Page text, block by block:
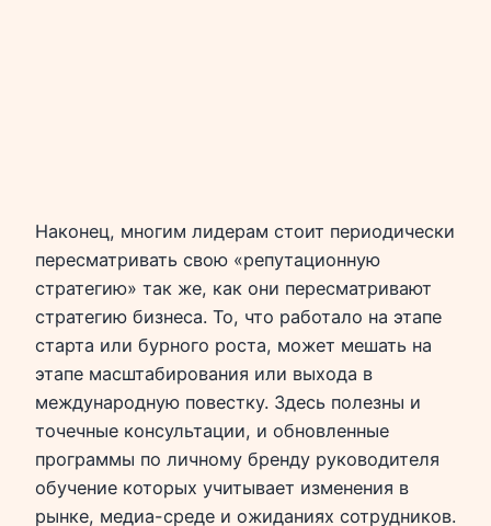
Наконец, многим лидерам стоит периодически
пересматривать свою «репутационную
стратегию» так же, как они пересматривают
стратегию бизнеса. То, что работало на этапе
старта или бурного роста, может мешать на
этапе масштабирования или выхода в
международную повестку. Здесь полезны и
точечные консультации, и обновленные
программы по личному бренду руководителя
обучение которых учитывает изменения в
рынке, медиа-среде и ожиданиях сотрудников.